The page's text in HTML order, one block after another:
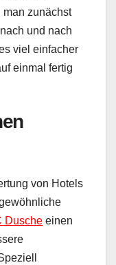
zunächst
und nach
viel einfacher
einmal fertig
von Hotels
Dusche einen